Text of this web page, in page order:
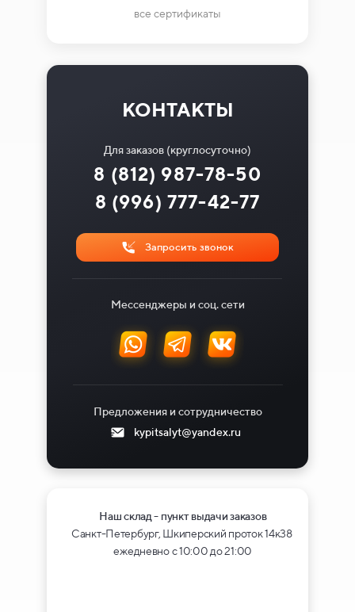
все сертификаты
КОНТАКТЫ
Для заказов (круглосуточно)
8 (996) 777-42-77
8 (812) 987-78-50
Запросить звонок
Мессенджеры и соц. сети
Предложения и сотрудничество
kypitsalyt@yandex.ru
Наш склад - пункт выдачи заказов
Санкт-Петербург, Шкиперский проток 14к38
ежедневно с 10:00 до 21:00